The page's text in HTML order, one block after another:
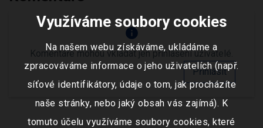
info
Komentáře mohou vkládat jen přihlášení uživatelé.
Přihlásit
Využíváme soubory cookies
Na našem webu získáváme, ukládáme a
zpracováváme informace o jeho uživatelích (např.
síťové identifikátory, údaje o tom, jak procházíte
naše stránky, nebo jaký obsah vás zajímá). K
tomuto účelu využíváme soubory cookies, které